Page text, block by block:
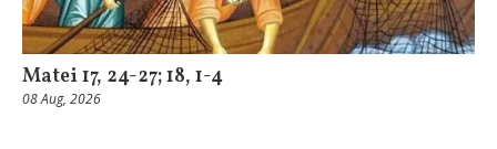
Matei 17, 24-27; 18, 1-4
08 Aug, 2026